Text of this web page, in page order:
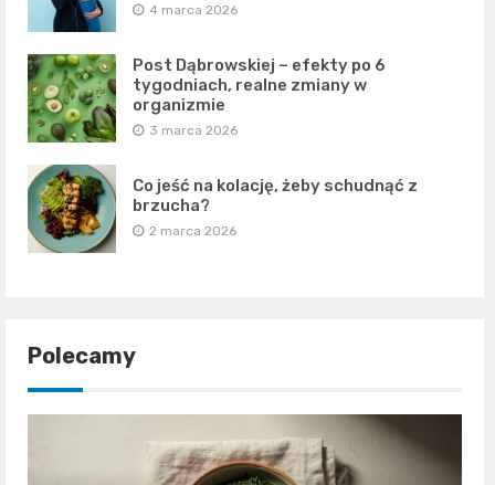
4 marca 2026
Post Dąbrowskiej – efekty po 6
tygodniach, realne zmiany w
organizmie
3 marca 2026
Co jeść na kolację, żeby schudnąć z
brzucha?
2 marca 2026
Polecamy